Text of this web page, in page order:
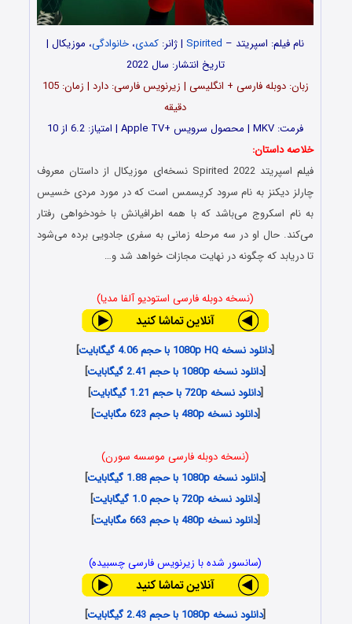
نام فیلم: اسپریتد – Spirited | ژانر: کمدی، خانوادگی، موزیکال |
تاریخ انتشار: سال 2022
زبان: دوبله فارسی + انگلیسی | زیرنویس فارسی: دارد | زمان: 105
دقیقه
فرمت: MKV | محصول سرویس +Apple TV | امتیاز: 6.2 از 10
خلاصه داستان:
فیلم اسپریتد Spirited 2022 نسخه‌ای موزیکال از داستان معروف
چارلز دیکنز به نام سرود کریسمس است که در مورد مردی خسیس
به نام اسکروج می‌باشد که با همه اطرافیانش با خودخواهی رفتار
می‌کند. حال او در سه مرحله زمانی به سفری جادویی برده می‌شود
تا دریابد که چگونه در نهایت مجازات خواهد شد و…
(نسخه دوبله فارسی استودیو آلفا مدیا)
[دانلود نسخه 1080p HQ با حجم 4.06 گیگابایت
]
[دانلود نسخه 1080p با حجم 2.41 گیگابایت
]
[دانلود نسخه 720p با حجم 1.21 گیگابایت
]
[دانلود نسخه 480p با حجم 623 مگابایت ]
(نسخه دوبله فارسی موسسه سورن)
[دانلود نسخه 1080p با حجم 1.88 گیگابایت
]
[دانلود نسخه 720p با حجم 1.0 گیگابایت
]
[دانلود نسخه 480p با حجم 663 مگابایت ]
(سانسور شده با زیرنویس فارسی چسبیده)
[دانلود نسخه 1080p با حجم 2.43 گیگابایت
]